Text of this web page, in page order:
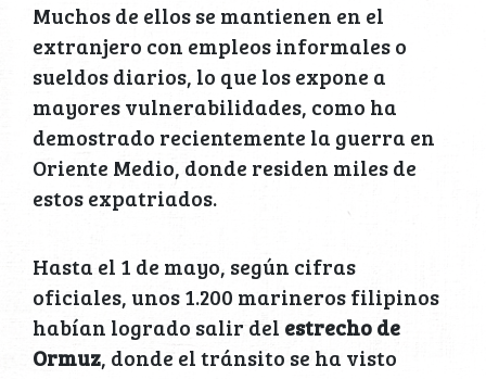
Muchos de ellos se mantienen en el
extranjero con empleos informales o
sueldos diarios, lo que los expone a
mayores vulnerabilidades, como ha
demostrado recientemente la guerra en
Oriente Medio, donde residen miles de
estos expatriados.
Hasta el 1 de mayo, según cifras
oficiales, unos 1.200 marineros filipinos
habían logrado salir del estrecho de
Ormuz, donde el tránsito se ha visto